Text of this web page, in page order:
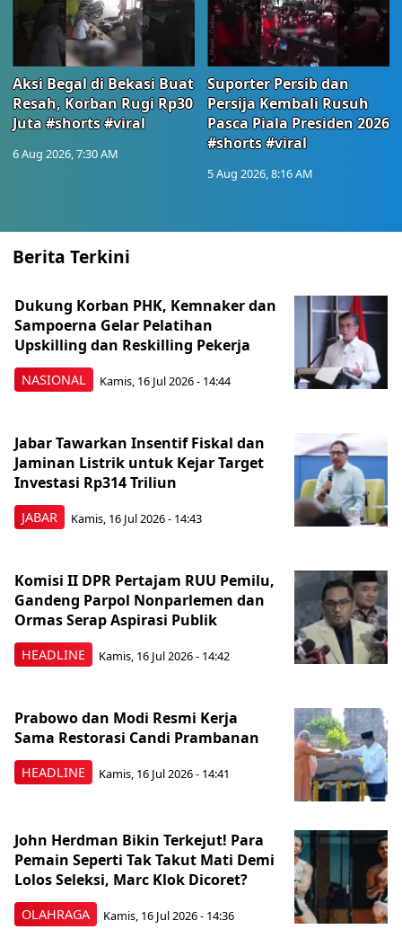
Aksi Begal di Bekasi Buat
Resah, Korban Rugi Rp30
Juta #shorts #viral
6 Aug 2026, 7:30 AM
Suporter Persib dan
Persija Kembali Rusuh
Pasca Piala Presiden 2026
#shorts #viral
5 Aug 2026, 8:16 AM
Berita Terkini
NASIONAL
Dukung Korban PHK, Kemnaker dan
Sampoerna Gelar Pelatihan
Upskilling dan Reskilling Pekerja
Kamis, 16 Jul 2026 - 14:44
JABAR
Jabar Tawarkan Insentif Fiskal dan
Jaminan Listrik untuk Kejar Target
Investasi Rp314 Triliun
Kamis, 16 Jul 2026 - 14:43
HEADLINE
Komisi II DPR Pertajam RUU Pemilu,
Gandeng Parpol Nonparlemen dan
Ormas Serap Aspirasi Publik
Kamis, 16 Jul 2026 - 14:42
HEADLINE
Prabowo dan Modi Resmi Kerja
Sama Restorasi Candi Prambanan
Kamis, 16 Jul 2026 - 14:41
OLAHRAGA
John Herdman Bikin Terkejut! Para
Pemain Seperti Tak Takut Mati Demi
Lolos Seleksi, Marc Klok Dicoret?
Kamis, 16 Jul 2026 - 14:36